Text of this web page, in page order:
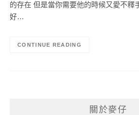
的存在 但是當你需要他的時候又愛不釋
好…
CONTINUE READING
關於麥仔